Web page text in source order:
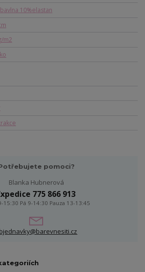
10%elastan
m2
pomoci?
Blanka Hubnerová
775 866 913
15:30 Pá 9-14:30 Pauza 13-13:45